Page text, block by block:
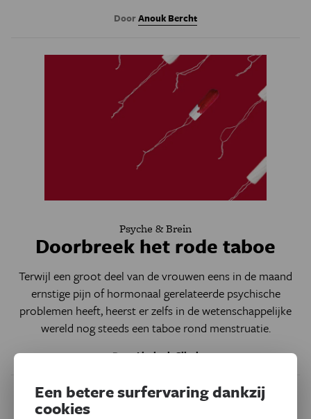
DoorAnouk Bercht
Psyche & Brein
Doorbreek het rode taboe
Terwijl een groot deel van de vrouwen eens in de maand
ernstige pijn of hormonaal gerelateerde psychische
problemen heeft, heerst er zelfs in de wetenschappelijke
wereld nog steeds een taboe rond menstruatie.
DoorLiesbeth Gijsel
Een betere surfervaring dankzij
cookies